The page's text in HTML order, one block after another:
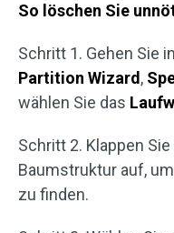
So löschen Sie
Schritt 1. Gehen Sie
Partition Wizard,
wählen Sie das
Schritt 2. Klappen
Baumstruktur auf,
zu finden.